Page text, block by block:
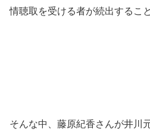
情聴取を受ける者が続出するこ
そんな中、藤原紀香さんが井川